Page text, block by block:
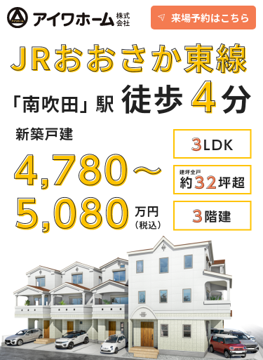
吹田の厳選建売・分譲地情報
アイワホームの実例紹介
会社のこと
イベント情報
来場予約はこちら